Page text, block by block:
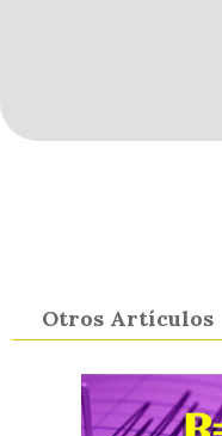
Otros Artículos